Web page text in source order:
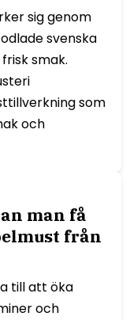
sig genom
svenska
smak.
som
och
man få
från
till att öka
och